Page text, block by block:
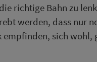
richtige Bahn zu
werden, dass nur
empfinden, sich wohl,